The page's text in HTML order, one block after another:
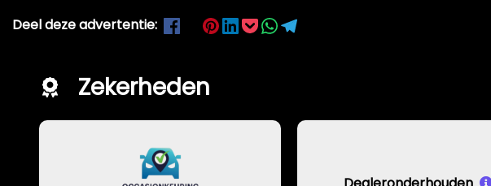
Deel deze advertentie:
Zekerheden